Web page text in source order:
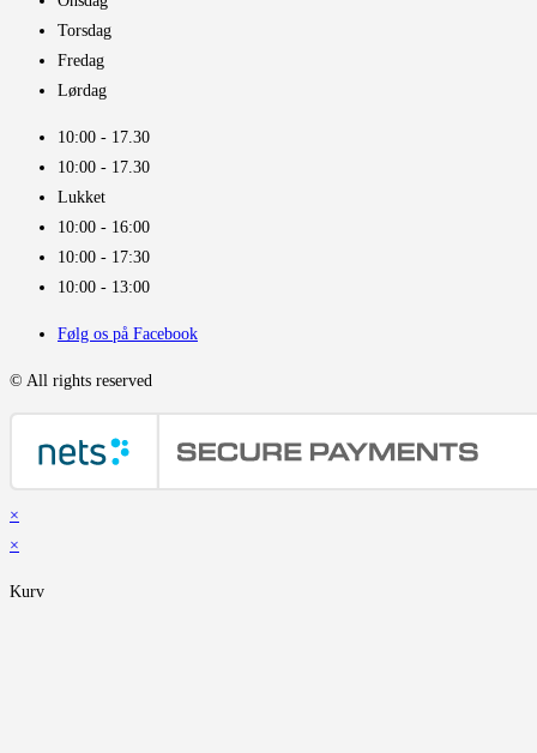
Torsdag
Fredag
Lørdag
10:00 - 17.30​
10:00 - 17.30​
Lukket
10:00 - 16:00​
10:00 - 17:30
10:00 - 13:00
Følg os på Facebook
© All rights reserved
×
×
Kurv